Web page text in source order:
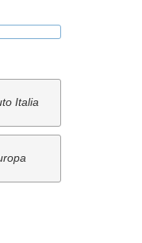
Italia